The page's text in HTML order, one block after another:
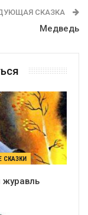
СКАЗКА
Медведь
СКАЗКИ
журавль